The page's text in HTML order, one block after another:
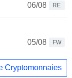
06/08
RE
05/08
FW
Cryptomonnaies